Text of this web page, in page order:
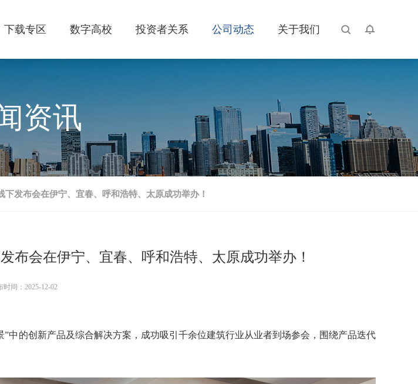
下载专区 数字高校 投资者关系 公司动态 关于我们
资讯
发布会在伊宁、宜春、呼和浩特、太原成功举办！
布会在伊宁、宜春、呼和浩特、太原成功举办！
时间：2025-12-02
中的创新产品及综合解决方案，成功吸引千余位建筑行业从业者到场参会，围绕产品迭代